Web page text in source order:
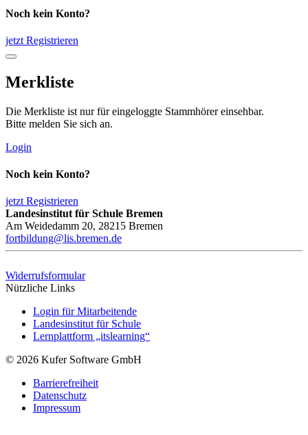
Noch kein Konto?
jetzt Registrieren
Merkliste
Die Merkliste ist nur für eingeloggte Stammhörer einsehbar.
Bitte melden Sie sich an.
Login
Noch kein Konto?
jetzt Registrieren
Landesinstitut für Schule Bremen
Am Weidedamm 20, 28215 Bremen
fortbildung@lis.bremen.de
Widerrufsformular
Nützliche Links
Login für Mitarbeitende
Landesinstitut für Schule
Lernplattform „itslearning“
© 2026 Kufer Software GmbH
Barrierefreiheit
Datenschutz
Impressum